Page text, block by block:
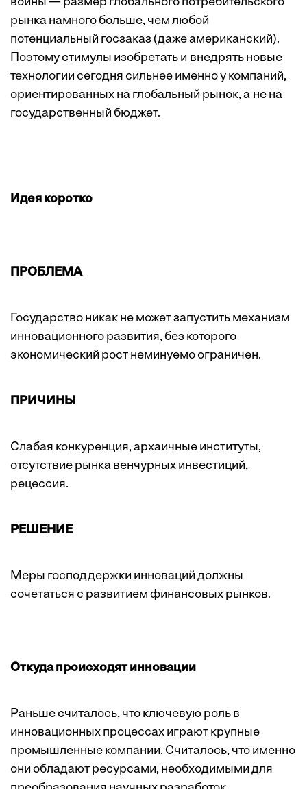
рынка намного больше, чем любой
потенциальный госзаказ (даже американский).
Поэтому стимулы изобретать и внедрять новые
технологии сегодня сильнее именно у компаний,
ориентированных на глобальный рынок, а не на
государственный бюджет.
Идея коротко
ПРОБЛЕМА
Государство никак не может запустить механизм
инновационного развития, без которого
экономический рост неминуемо ограничен.
ПРИЧИНЫ
Слабая конкуренция, архаичные институты,
отсутствие рынка венчурных инвестиций,
рецессия.
РЕШЕНИЕ
Меры господдержки инноваций должны
сочетаться с развитием финансовых рынков.
Откуда происходят инновации
Раньше считалось, что ключевую роль в
инновационных процессах играют крупные
промышленные компании. Считалось, что именно
они обладают ресурсами, необходимыми для